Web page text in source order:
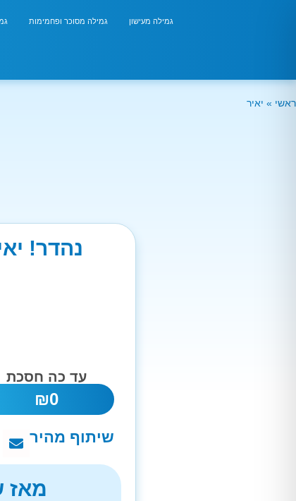
גמילה מעישון גמילה מסוכר ופחמימות
ראשי » יאיר
נהדר!
עד כה חסכת
0
₪
שיתוף מהיר
מאז